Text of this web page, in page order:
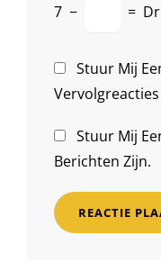
7 − =
Stuur Mij
Stuur Mij
Berichten Zijn.